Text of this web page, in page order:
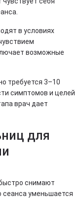
в условиях
возможные
требуется 3–10
симптомов и целей
врач дает
для
снимают
сеанса уменьшается